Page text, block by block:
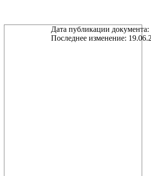
Дата публикации
Последнее изменение: